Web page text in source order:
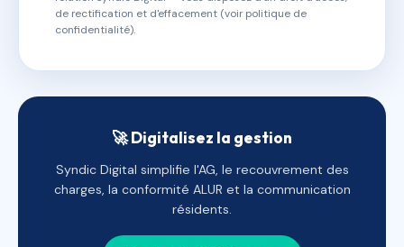
de rectification et d'effacement (voir politique de
confidentialité).
🚀 Digitalisez la gestion
Syndic Digital simplifie l'AG, le recouvrement des
charges, la conformité ALUR et la communication
résidents.